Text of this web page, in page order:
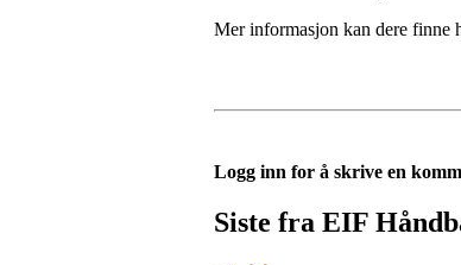
Mer informasjon kan dere finne
Logg inn for å skrive en
Siste fra EIF